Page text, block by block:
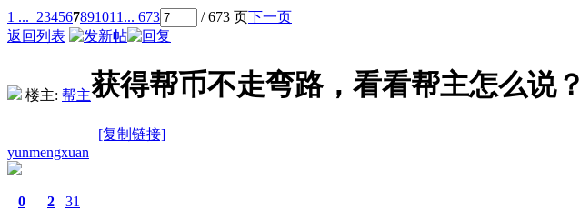
1 ... 234567891011 ... 673 / 673 页下一页
返回列表
楼主: 帮主获得帮币不走弯路，看看帮主怎么说？
[复制链接]
yunmengxuan
0 2 31